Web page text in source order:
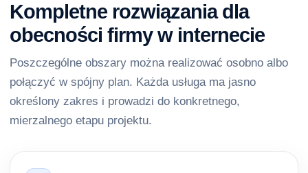
Kompletne rozwiązania dla
obecności firmy w internecie
Poszczególne obszary można realizować osobno albo
połączyć w spójny plan. Każda usługa ma jasno
określony zakres i prowadzi do konkretnego,
mierzalnego etapu projektu.